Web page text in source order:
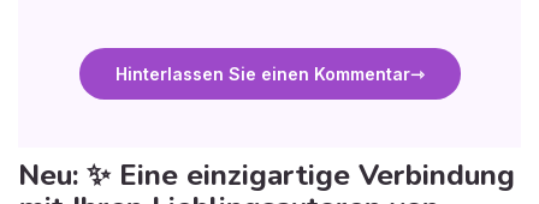
Hinterlassen Sie einen Kommentar
Neu: ✨ Eine einzigartige Verbindung